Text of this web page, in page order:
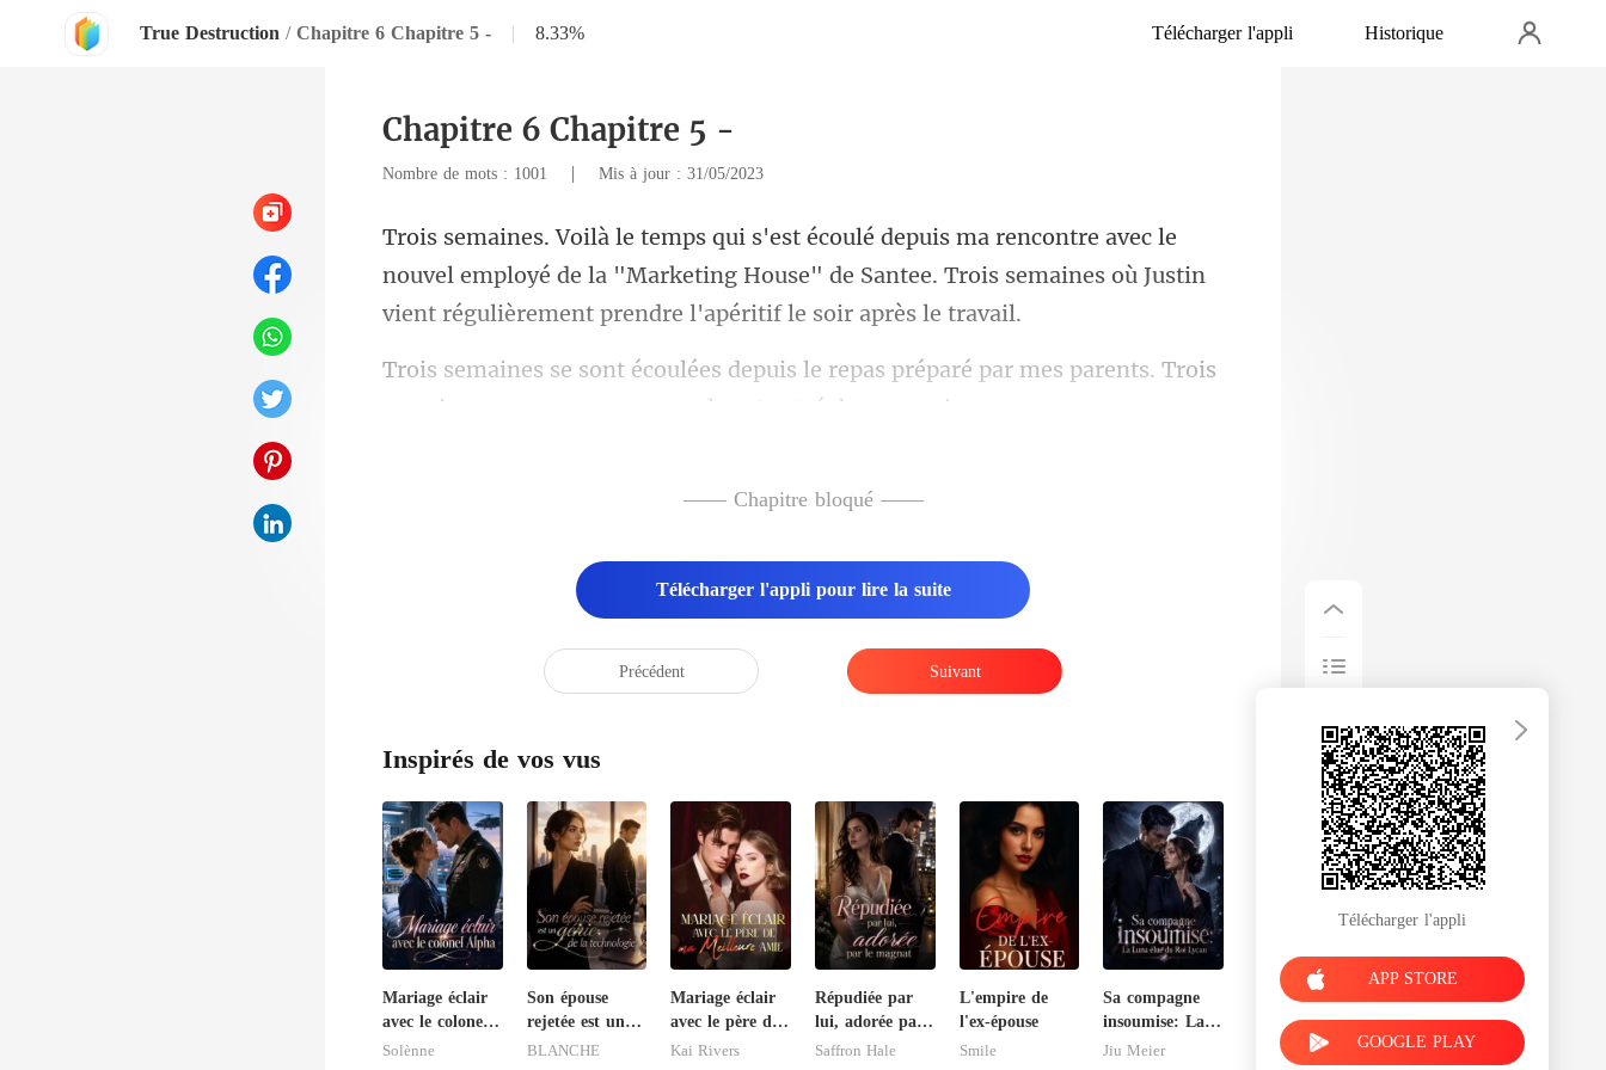
True Destruction / Chapitre 6 Chapitre 5 - | 8.33% Télécharger l'appli Historique
Chapitre 6 Chapitre 5 -
Nombre de mots : 1001 | Mis à jour : 31/05/2023
le
nouvel employé de la "Marketing House" de Santee. Trois semaines où
pas préparé par mes parents. Trois
semaines
—— Chapitre bloqué ——
Télécharger l'appli pour lire la suite
Précédent Suivant
Inspirés de vos vus
Mariage éclair
avec le colonel
Alpha
Solènne
Son épouse
rejetée est un
génie de la
BLANCHE
Mariage éclair
avec le père de
ma meilleure
Kai Rivers
Répudiée par
lui, adorée par
le magnat
Saffron Hale
L'empire de
l'ex-épouse
Smile
Sa compagne
insoumise: La
Luna élue du
Jiu Meier
Télécharger l'appli
APP STORE
GOOGLE PLAY